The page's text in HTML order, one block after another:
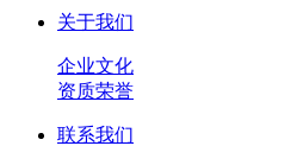
关于我们
企业文化
资质荣誉
联系我们